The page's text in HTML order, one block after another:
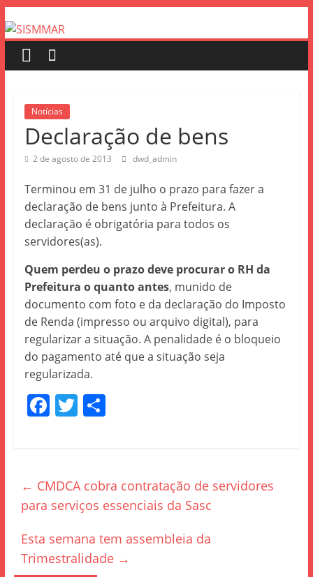
Notícias
Declaração de bens
2 de agosto de 2013 dwd_admin
Terminou em 31 de julho o prazo para fazer a
declaração de bens junto à Prefeitura. A
declaração é obrigatória para todos os
servidores(as).
Quem perdeu o prazo deve procurar o RH da
Prefeitura o quanto antes, munido de
documento com foto e da declaração do Imposto
de Renda (impresso ou arquivo digital), para
regularizar a situação. A penalidade é o bloqueio
do pagamento até que a situação seja
regularizada.
F
b
o
o
k
T S
← CMDCA cobra contratação de servidores
para serviços essenciais da Sasc
Esta semana tem assembleia da
Trimestralidade →